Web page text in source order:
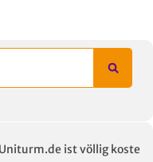
ist völlig koste